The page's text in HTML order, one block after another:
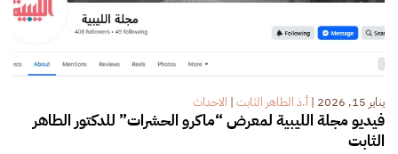
يناير 15, 2026 | أ.ذ الطاهر الثابت | الاحداث
فيديو مجلة الليبية لمعرض “ماكرو الحشرات” للدكتور الطاهر
الثابت